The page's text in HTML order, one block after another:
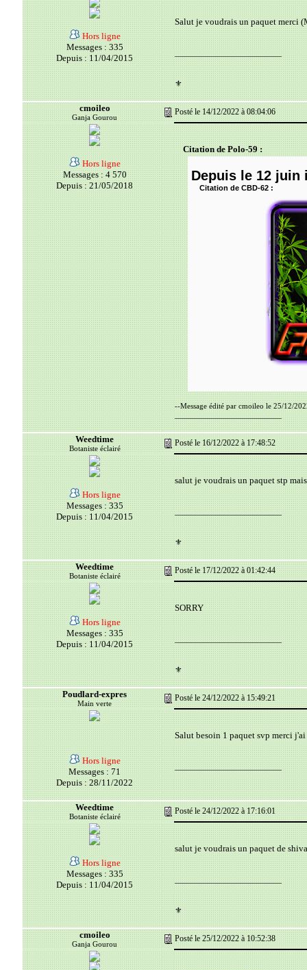
Hors ligne
Messages : 335
Depuis : 11/04/2015
Salut je voudrais un paquet merci
__________________________
⚜️
cmoileo
Ganja Gourou
Posté le 14/12/2022 à 08:04:06
Hors ligne
Messages : 4 570
Depuis : 21/05/2018
Citation de Polo-59 :
Depuis le 12 juin
Citation de CBD-62 :
--Message édité par cmoileo le 25/12/
__________________________
Weedtime
Botaniste éclairé
Posté le 16/12/2022 à 17:48:52
Hors ligne
Messages : 335
Depuis : 11/04/2015
salut je voudrais un paquet stp
__________________________
⚜️
Weedtime
Botaniste éclairé
Posté le 17/12/2022 à 01:42:44
Hors ligne
Messages : 335
Depuis : 11/04/2015
SORRY
__________________________
⚜️
Poudlard-expres
Main verte
Posté le 24/12/2022 à 15:49:21
Hors ligne
Messages : 71
Depuis : 28/11/2022
Salut besoin 1 paquet svp merci
__________________________
Weedtime
Botaniste éclairé
Posté le 24/12/2022 à 17:16:01
Hors ligne
Messages : 335
Depuis : 11/04/2015
salut je voudrais un paquet de
__________________________
⚜️
cmoileo
Ganja Gourou
Posté le 25/12/2022 à 10:52:38